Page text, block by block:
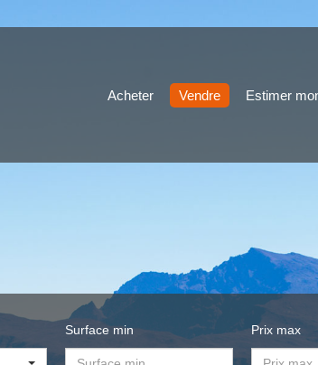
Acheter Vendre Estimer
Surface min Prix max